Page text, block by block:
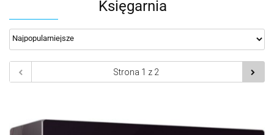
Księgarnia